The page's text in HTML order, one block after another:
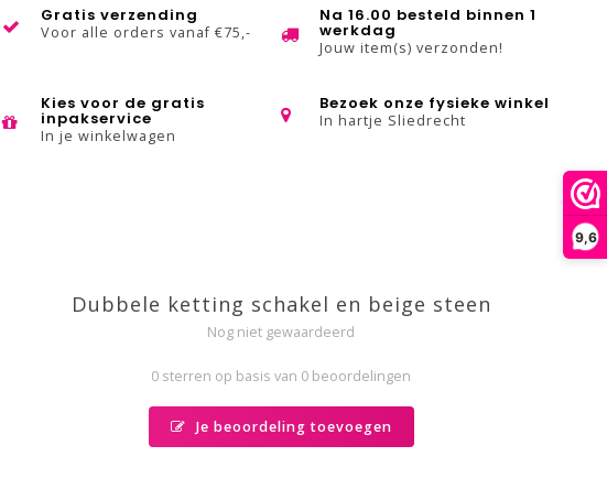
9,6
Gratis verzending
Voor alle orders vanaf €75,-
Na 16.00 besteld binnen 1
werkdag
Jouw item(s) verzonden!
Kies voor de gratis
inpakservice
In je winkelwagen
Bezoek onze fysieke winkel
In hartje Sliedrecht
Dubbele ketting schakel en beige steen
Nog niet gewaardeerd
0 sterren op basis van 0 beoordelingen
Je beoordeling toevoegen